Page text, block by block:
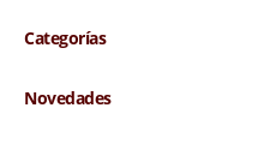
Categorías
Novedades